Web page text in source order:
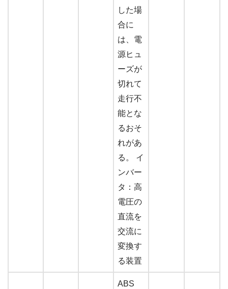
した場
合に
は、電
源ヒュ
ーズが
切れて
走行不
能とな
るおそ
れがあ
る。 イ
ンバー
タ：高
電圧の
直流を
交流に
変換す
る装置
ABS